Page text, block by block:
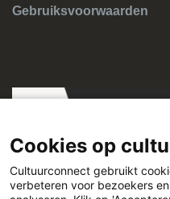
Gebruiksvoorwaarden
Cookies op
Cultuurconnect gebruikt
verbeteren voor bezoekers